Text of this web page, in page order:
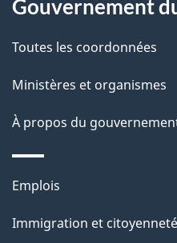
a
g
e
t
i
n
s
r
c
Gouvernement
Toutes les coordonnées
Ministères et organismes
À propos du
Thèmes
sujets
Emplois
Immigration et citoyenneté